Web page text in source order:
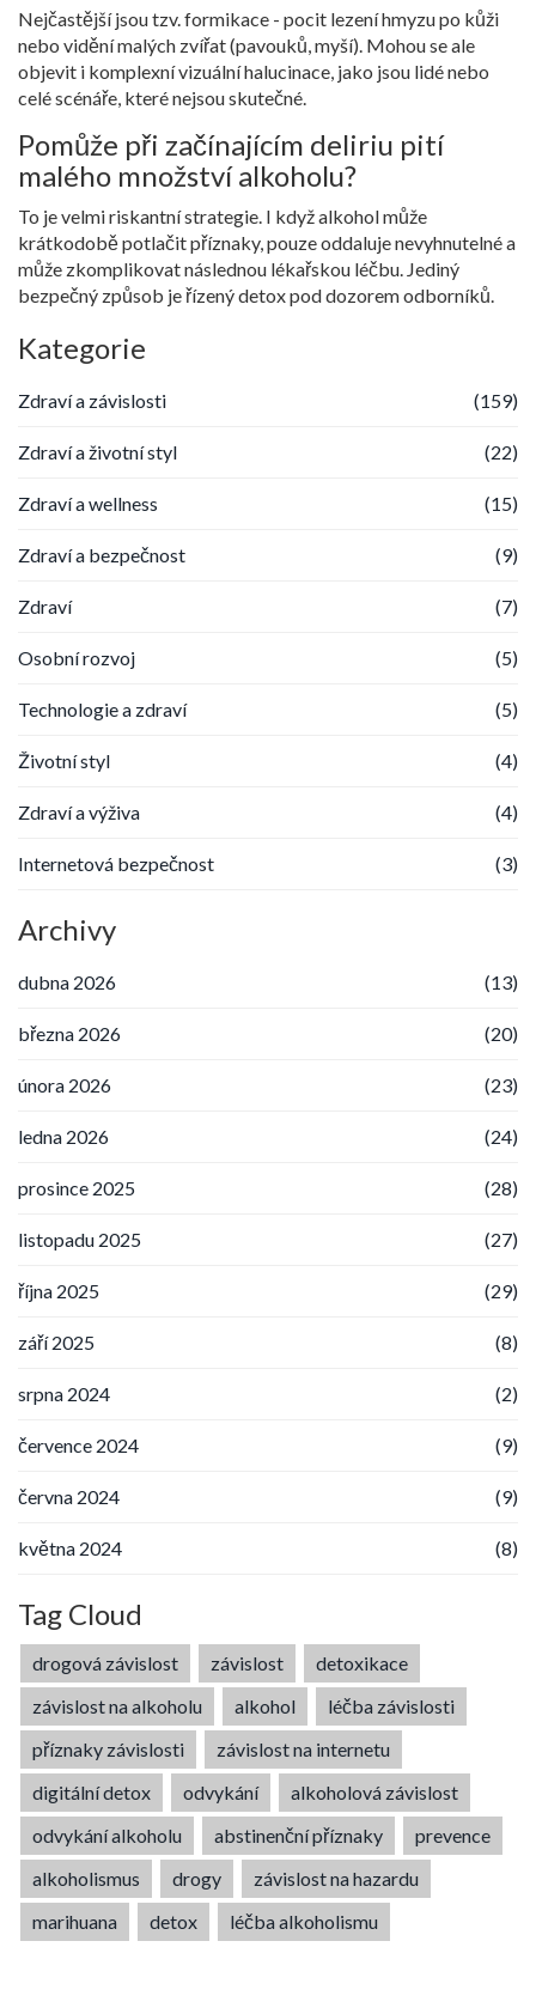
Nejčastější jsou tzv. formikace - pocit lezení hmyzu po kůži
nebo vidění malých zvířat (pavouků, myší). Mohou se ale
objevit i komplexní vizuální halucinace, jako jsou lidé nebo
celé scénáře, které nejsou skutečné.
Pomůže při začínajícím deliriu pití
malého množství alkoholu?
To je velmi riskantní strategie. I když alkohol může
krátkodobě potlačit příznaky, pouze oddaluje nevyhnutelné a
může zkomplikovat následnou lékařskou léčbu. Jediný
bezpečný způsob je řízený detox pod dozorem odborníků.
Kategorie
Zdraví a závislosti (159)
Zdraví a životní styl (22)
Zdraví a wellness (15)
Zdraví a bezpečnost (9)
Zdraví (7)
Osobní rozvoj (5)
Technologie a zdraví (5)
Životní styl (4)
Zdraví a výživa (4)
Internetová bezpečnost (3)
Archivy
dubna 2026 (13)
března 2026 (20)
února 2026 (23)
ledna 2026 (24)
prosince 2025 (28)
listopadu 2025 (27)
října 2025 (29)
září 2025 (8)
srpna 2024 (2)
července 2024 (9)
června 2024 (9)
května 2024 (8)
Tag Cloud
drogová závislost závislost
detoxikace
závislost na alkoholu
alkohol
léčba závislosti
příznaky závislosti
závislost na internetu
digitální detox
odvykání
alkoholová závislost
odvykání alkoholu
abstinenční příznaky
prevence
alkoholismus
drogy
závislost na hazardu
marihuana
detox léčba alkoholismu